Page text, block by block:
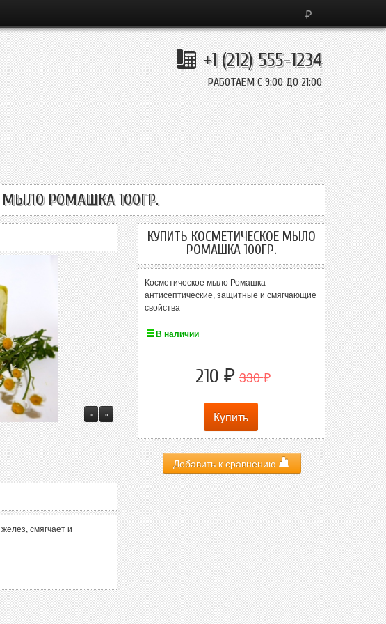
+1 (212) 555-1234
РАБОТАЕМ С 9:00 ДО 21:00
МЫЛО РОМАШКА 100ГР.
КУПИТЬ КОСМЕТИЧЕСКОЕ МЫЛО
РОМАШКА 100ГР.
Косметическое мыло Ромашка -
антисептические, защитные и смягчающие
свойства
В наличии
210 ₽ 330₽
Добавить к сравнению
« »
смягчает и